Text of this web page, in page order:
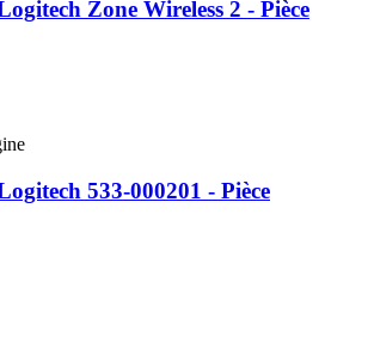
Zone Wireless 2 - Pièce
533-000201 - Pièce